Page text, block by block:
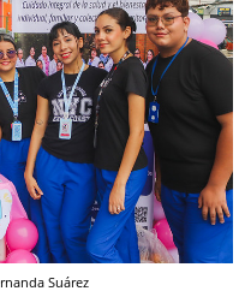
Suárez